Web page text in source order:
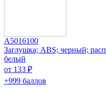
A5016100
Заглушка; ABS; черный;
белый
от 133 ₽
+999 баллов